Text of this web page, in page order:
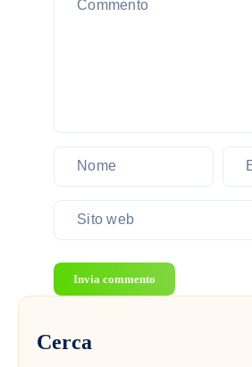
impianti
Invia commento
Cerca